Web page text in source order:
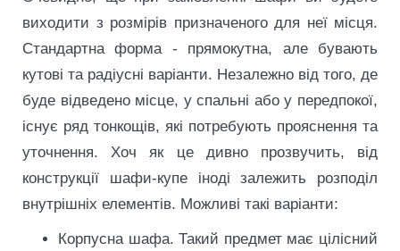
виходити з розмірів призначеного для неї місця.
Стандартна форма - прямокутна, але бувають
кутові та радіусні варіанти. Незалежно від того, де
буде відведено місце, у спальні або у передпокої,
існує ряд тонкощів, які потребують прояснення та
уточнення. Хоч як це дивно прозвучить, від
конструкції шафи-купе іноді залежить розподіл
внутрішніх елементів. Можливі такі варіанти:
Корпусна шафа. Такий предмет має цілісний